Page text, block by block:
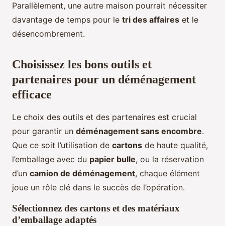
Parallèlement, une autre maison pourrait nécessiter
davantage de temps pour le tri des affaires et le
désencombrement.
Choisissez les bons outils et
partenaires pour un déménagement
efficace
Le choix des outils et des partenaires est crucial
pour garantir un déménagement sans encombre.
Que ce soit l’utilisation de cartons de haute qualité,
l’emballage avec du papier bulle, ou la réservation
d’un camion de déménagement, chaque élément
joue un rôle clé dans le succès de l’opération.
Sélectionnez des cartons et des matériaux
d’emballage adaptés